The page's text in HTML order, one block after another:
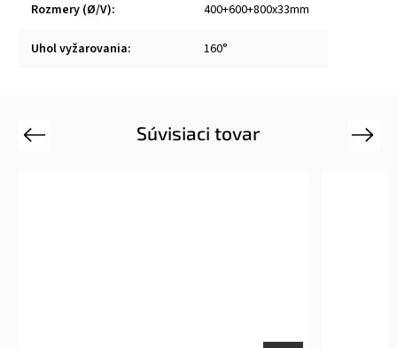
Rozmery (Ø/V): 400+600+800x33mm
Uhol vyžarovania: 160°
Súvisiaci tovar
Previous Next